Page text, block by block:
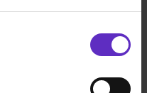
tragen oder